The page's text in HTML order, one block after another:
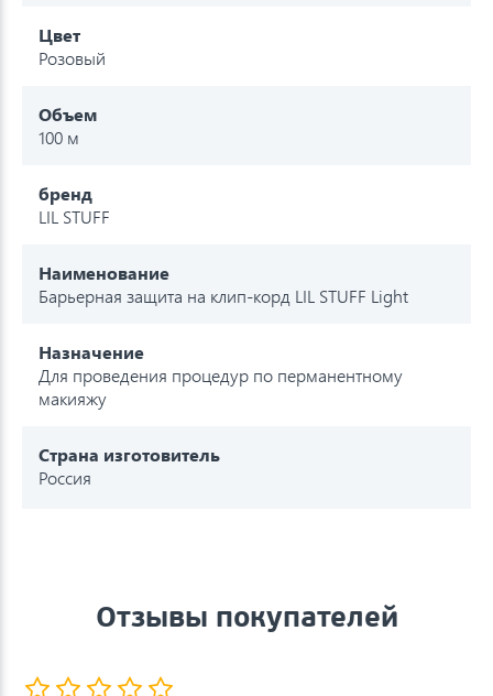
Цвет
Розовый
Объем
100 м
бренд
LIL STUFF
Наименование
Барьерная защита на клип-корд LIL STUFF Light
Назначение
Для проведения процедур по перманентному
макияжу
Страна изготовитель
Россия
Отзывы покупателей